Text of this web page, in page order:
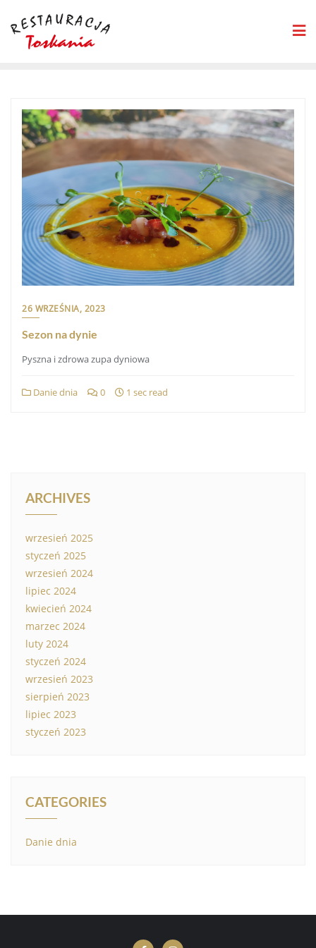
26 WRZEŚNIA, 2023
Sezon na dynie
Pyszna i zdrowa zupa dyniowa
Danie dnia 0 1 sec read
ARCHIVES
wrzesień 2025
styczeń 2025
wrzesień 2024
lipiec 2024
kwiecień 2024
marzec 2024
luty 2024
styczeń 2024
wrzesień 2023
sierpień 2023
lipiec 2023
styczeń 2023
CATEGORIES
Danie dnia